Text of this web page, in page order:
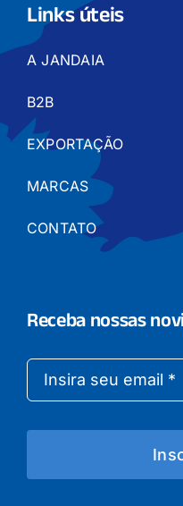
Links úteis
A JANDAIA
B2B
EXPORTAÇÃO
MARCAS
CONTATO
Receba nossas